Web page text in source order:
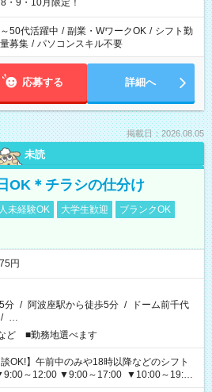
9・10月限定！
50代活躍中 / 副業・WワークOK / シフト勤
募集 / パソコンスキル不要
応募する 詳細へ
掲載日：2026.08.05
未読
OK＊チラシの仕分け
未経験OK 大学生歓迎
ブランクOK
円
分 / 阿波座駅から徒歩5分 /
ドーム前千代
/ …
ど ■勤務地選べます
談OK!】午前中のみや18時以降などのシフト
～12:00 ▼9:00～17:00 ▼10:00～19:00